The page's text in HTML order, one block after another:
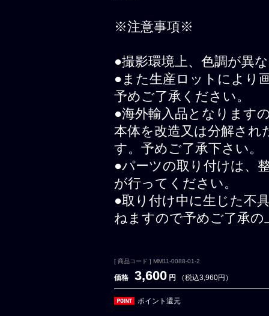
※注意事項※
●撮影環境上、色調が異
●また生産ロットにより
予めご了承ください。
●海外輸入品となります
本体を改造又は分解され
す。予めご了承下さい。
●パーツの取り付けは、
が行ってください。
●取り付け中に生じた不
ねますので予めご了承
[ 商品コード ] MM11-0088-01-2
価格 3,600 円 （税込3,960円）
ポイント還元